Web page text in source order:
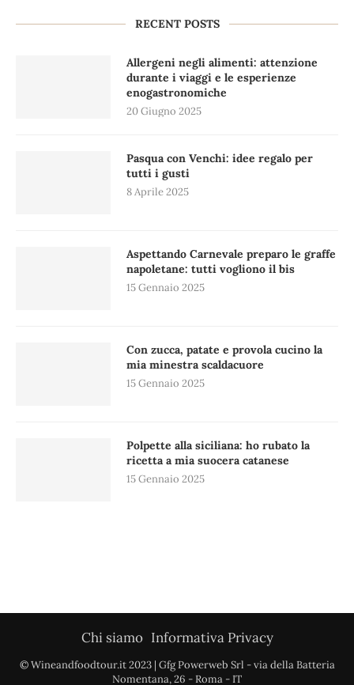
RECENT POSTS
Allergeni negli alimenti: attenzione
durante i viaggi e le esperienze
enogastronomiche
20 Giugno 2025
Pasqua con Venchi: idee regalo per
tutti i gusti
8 Aprile 2025
Aspettando Carnevale preparo le graffe
napoletane: tutti vogliono il bis
15 Gennaio 2025
Con zucca, patate e provola cucino la
mia minestra scaldacuore
15 Gennaio 2025
Polpette alla siciliana: ho rubato la
ricetta a mia suocera catanese
15 Gennaio 2025
Chi siamo Informativa Privacy
© Wineandfoodtour.it 2023 | Gfg Powerweb Srl - via della Batteria
Nomentana, 26 - Roma - IT